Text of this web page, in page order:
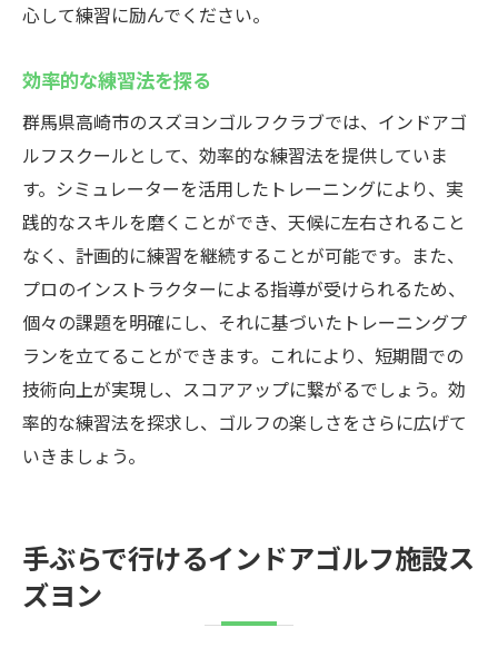
心して練習に励んでください。
効率的な練習法を探る
群馬県高崎市のスズヨンゴルフクラブでは、インドアゴ
ルフスクールとして、効率的な練習法を提供していま
す。シミュレーターを活用したトレーニングにより、実
践的なスキルを磨くことができ、天候に左右されること
なく、計画的に練習を継続することが可能です。また、
プロのインストラクターによる指導が受けられるため、
個々の課題を明確にし、それに基づいたトレーニングプ
ランを立てることができます。これにより、短期間での
技術向上が実現し、スコアアップに繋がるでしょう。効
率的な練習法を探求し、ゴルフの楽しさをさらに広げて
いきましょう。
手ぶらで行けるインドアゴルフ施設ス
ズヨン